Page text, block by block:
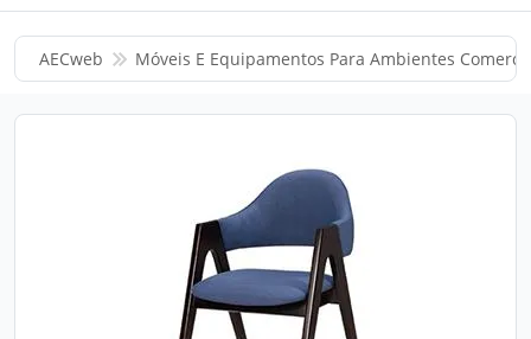
AECweb Móveis E Equipamentos Para Ambientes